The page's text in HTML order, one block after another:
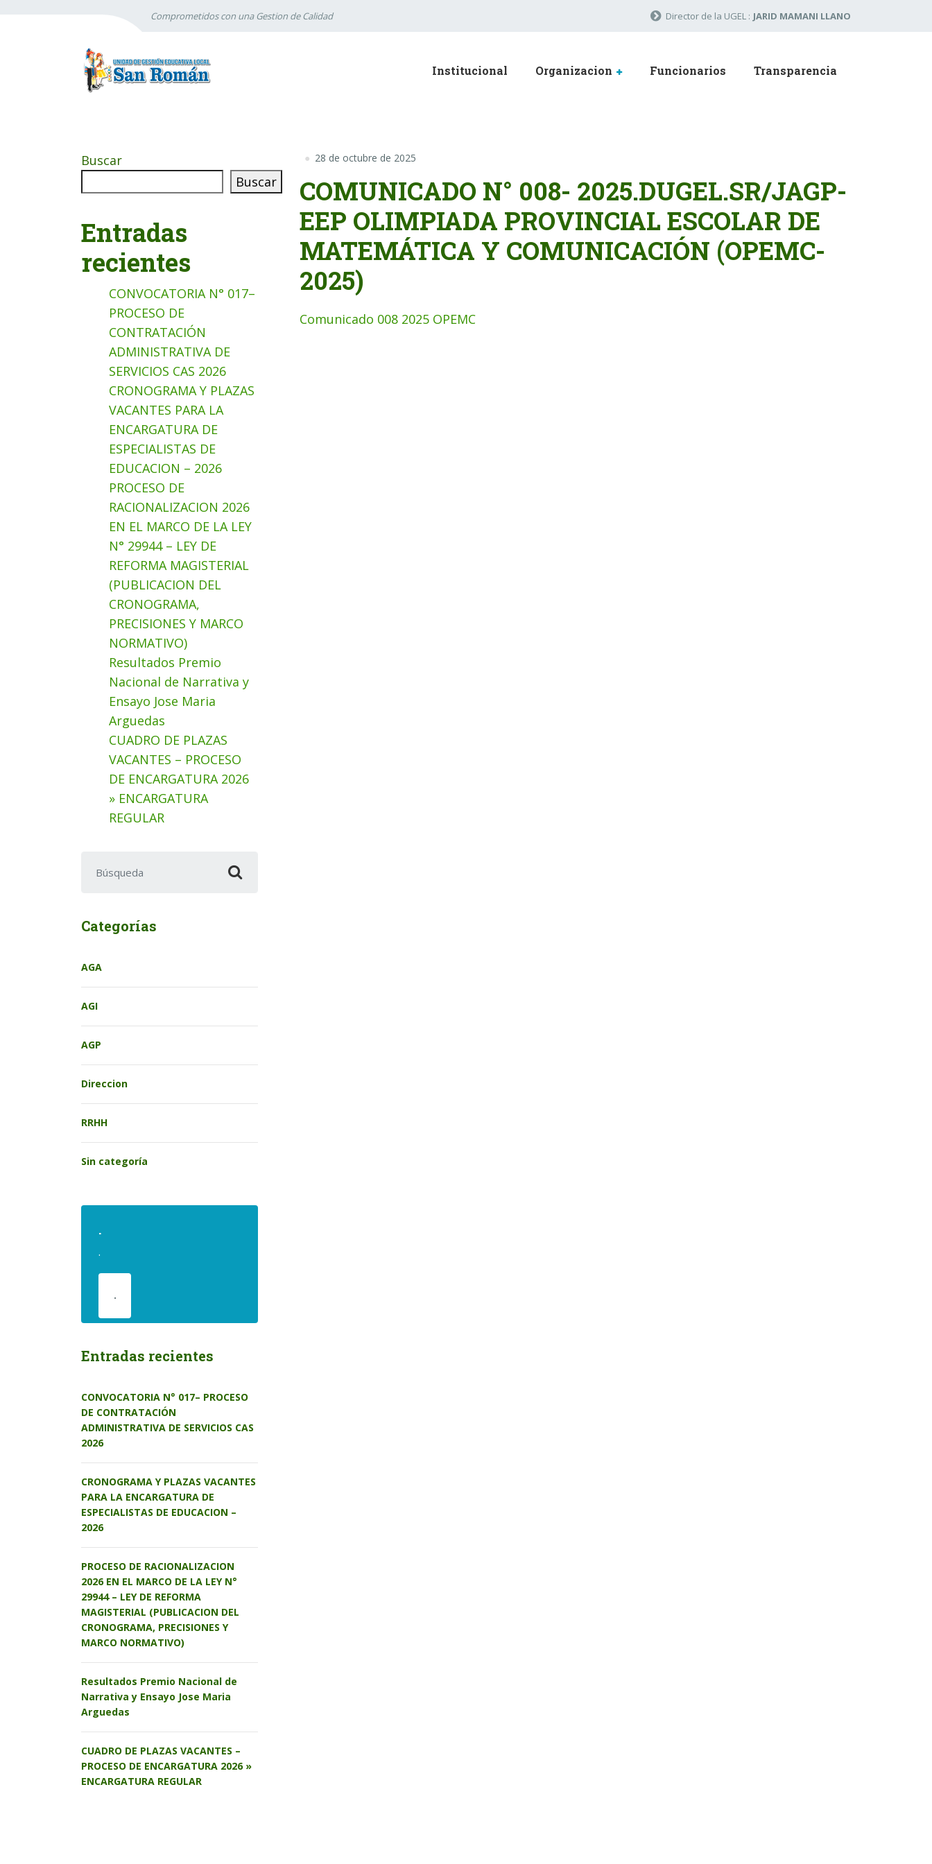
Comprometidos con una Gestion de Calidad Director de la UGEL : JARID MAMANI LLANO
Institucional Organizacion Funcionarios Transparencia
28 de octubre de 2025
COMUNICADO N° 008- 2025.DUGEL.SR/JAGP-
EEP OLIMPIADA PROVINCIAL ESCOLAR DE
MATEMÁTICA Y COMUNICACIÓN (OPEMC-
2025)
Comunicado 008 2025 OPEMC
Buscar
Buscar
Entradas
recientes
CONVOCATORIA N° 017–
PROCESO DE
CONTRATACIÓN
ADMINISTRATIVA DE
SERVICIOS CAS 2026
CRONOGRAMA Y PLAZAS
VACANTES PARA LA
ENCARGATURA DE
ESPECIALISTAS DE
EDUCACION – 2026
PROCESO DE
RACIONALIZACION 2026
EN EL MARCO DE LA LEY
N° 29944 – LEY DE
REFORMA MAGISTERIAL
(PUBLICACION DEL
CRONOGRAMA,
PRECISIONES Y MARCO
NORMATIVO)
Resultados Premio
Nacional de Narrativa y
Ensayo Jose Maria
Arguedas
CUADRO DE PLAZAS
VACANTES – PROCESO
DE ENCARGATURA 2026
» ENCARGATURA
REGULAR
Categorías
AGA
AGI
AGP
Direccion
RRHH
Sin categoría
.
.
.
Entradas recientes
CONVOCATORIA N° 017– PROCESO
DE CONTRATACIÓN
ADMINISTRATIVA DE SERVICIOS CAS
2026
CRONOGRAMA Y PLAZAS VACANTES
PARA LA ENCARGATURA DE
ESPECIALISTAS DE EDUCACION –
2026
PROCESO DE RACIONALIZACION
2026 EN EL MARCO DE LA LEY N°
29944 – LEY DE REFORMA
MAGISTERIAL (PUBLICACION DEL
CRONOGRAMA, PRECISIONES Y
MARCO NORMATIVO)
Resultados Premio Nacional de
Narrativa y Ensayo Jose Maria
Arguedas
CUADRO DE PLAZAS VACANTES –
PROCESO DE ENCARGATURA 2026 »
ENCARGATURA REGULAR